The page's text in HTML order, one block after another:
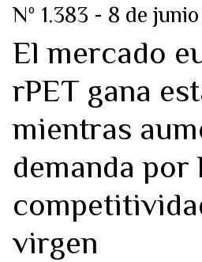
Nº 1.383 - 8 de
El mercado
rPET gana
mientras
demanda por
virgen